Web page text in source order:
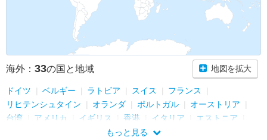
海外： 33の国と地域 地図を拡大
ドイツ ベルギー ラトビア スイス
フランス
リヒテンシュタイン
オランダ ポルトガル
オーストリア
台湾
アメリカ イギリス 香港 イタリア
エストニア
オーストラリア ギリシャ
もっと見る